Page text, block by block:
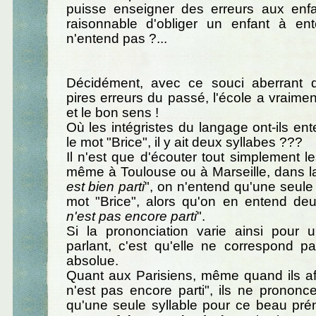
puisse enseigner des erreurs aux
raisonnable d'obliger un enfant à
n'entend pas ?...
Décidément, avec ce souci aberrant
pires erreurs du passé, l'école a
et le bon sens !
Où les intégristes du langage ont-ils
le mot "Brice", il y ait deux syllabes ???
Il n'est que d'écouter tout simplement
même à Toulouse ou à Marseille, dans
est bien parti", on n'entend qu'une
mot "Brice", alors qu'on en entend
n'est pas encore parti".
Si la prononciation varie ainsi pour
parlant, c'est qu'elle ne correspond
absolue.
Quant aux Parisiens, même quand ils
n'est pas encore parti", ils ne
qu'une seule syllable pour ce beau